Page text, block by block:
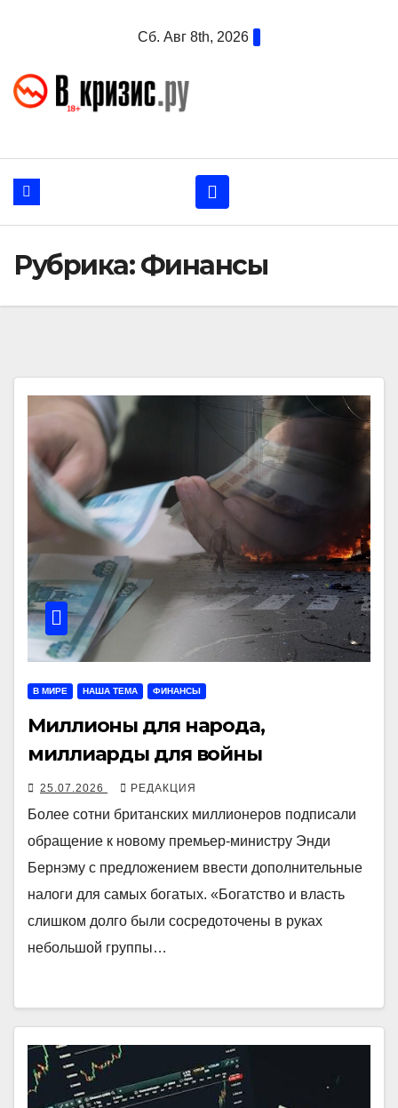
Сб. Авг 8th, 2026
Рубрика:Финансы
В МИРЕ НАША ТЕМА ФИНАНСЫ
Миллионы для народа,
миллиарды для войны
25.07.2026 РЕДАКЦИЯ
Более сотни британских миллионеров подписали
обращение к новому премьер-министру Энди
Бернэму с предложением ввести дополнительные
налоги для самых богатых. «Богатство и власть
слишком долго были сосредоточены в руках
небольшой группы…